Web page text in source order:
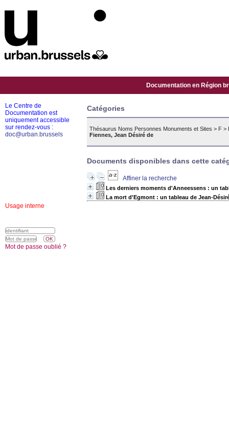
Documentation en Région
Catégories
Thésaurus Noms Personnes Monuments et Sites > F >
Fiennes, Jean Désiré de
Documents disponibles dans cette
Affiner la recherche
Les derniers moments d'Anneessens : un
La mort d'Egmont : un tableau de Jean-
Le Centre de
Documentation est
uniquement accessible
sur rendez-vous :
doc@urban.brussels
Usage interne
Mot de passe oublié ?